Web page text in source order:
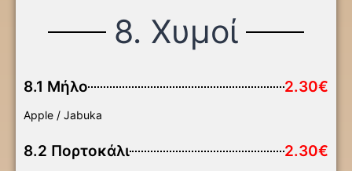
8. Χυμοί
8.1 Μήλο 2.30€
Apple / Jabuka
8.2 Πορτοκάλι 2.30€